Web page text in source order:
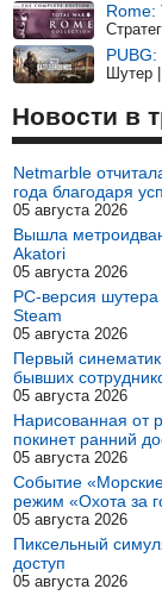
Rome:
Шутер
Новости в
Netmarble
года благодаря
05 августа 2026
Вышла
Akatori
05 августа 2026
PC-версия
Steam
05 августа 2026
Первый
бывших
05 августа 2026
Нарисованная от
покинет ранний
05 августа 2026
Событие
режим «Охота за
05 августа 2026
Пиксельный
доступ
05 августа 2026